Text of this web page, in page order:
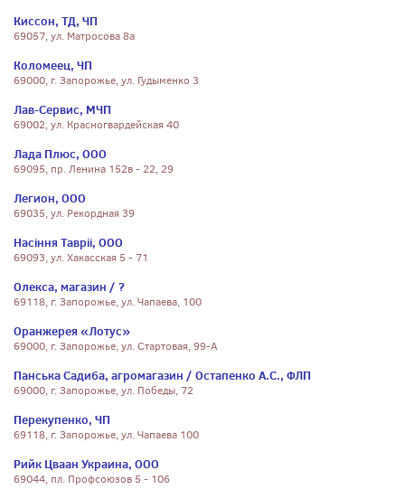
Киссон, ТД, ЧП
69057, ул. Матросова 8а
Коломеец, ЧП
69000, г. Запорожье, ул. Гудыменко 3
Лав-Сервис, МЧП
69002, ул. Красногвардейская 40
Лада Плюс, ООО
69095, пр. Ленина 152в - 22, 29
Легион, ООО
69035, ул. Рекордная 39
Насiння Таврii, ООО
69093, ул. Хакасская 5 - 71
Олекса, магазин / ?
69118, г. Запорожье, ул. Чапаева, 100
Оранжерея «Лотус»
69000, г. Запорожье, ул. Стартовая, 99-А
Панська Садиба, агромагазин / Остапенко А.С., ФЛП
69000, г. Запорожье, ул. Победы, 72
Перекупенко, ЧП
69118, г. Запорожье, ул. Чапаева 100
Рийк Цваан Украина, ООО
69044, пл. Профсоюзов 5 - 106